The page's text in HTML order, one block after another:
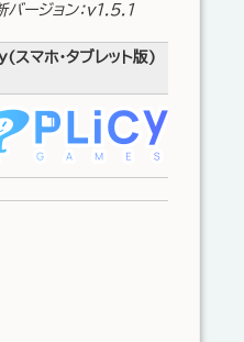
ージョン：v1.5.1
スマホ・タブレット版)